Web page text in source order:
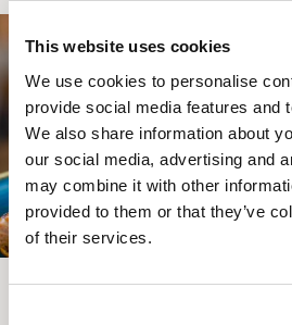
This website uses cookies
We use cookies to personalise
provide social media features and
We also share information about
our social media, advertising and
may combine it with other
provided to them or that they’ve
of their services.
HRANA IN PIJAČA NA